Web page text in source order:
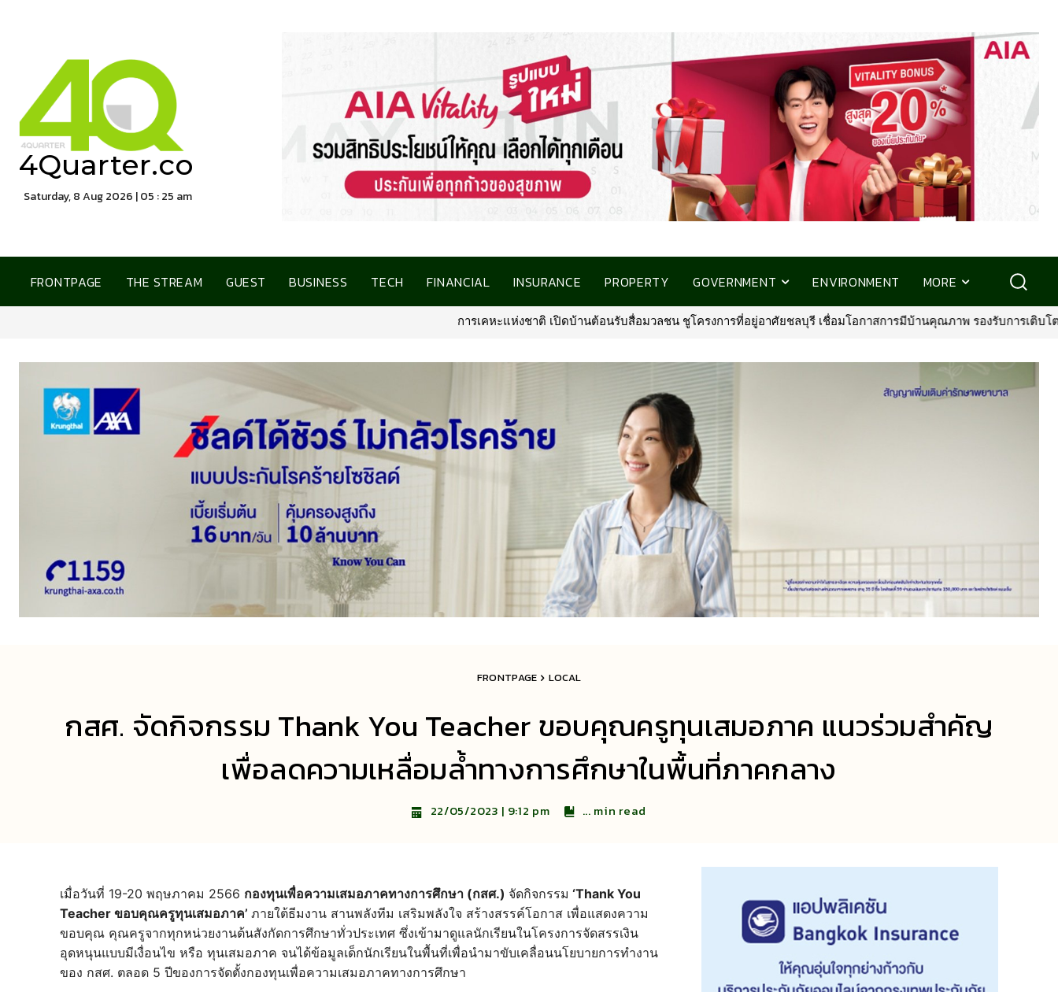
4Quarter.co
Saturday, 8 Aug 2026 | 05 : 25 am
FRONTPAGE THE STREAM GUEST BUSINESS TECH FINANCIAL INSURANCE PROPERTY GOVERNMENT ENVIRONMENT MORE
การเคหะแห่งชาติ เปิดบ้านต้อนรับสื่อมวลชน ชูโครงการที่อยู่อาศัยชลบุรี เชื่อมโอกาสการมีบ้านคุณภาพ รองรับการเติบโตพื้นที่ EEC •พรูเด็นเชียล ประเทศไทย จับมือ มิชลิน ไ
FRONTPAGE LOCAL
กสศ. จัดกิจกรรม Thank You Teacher ขอบคุณครูทุนเสมอภาค แนวร่วมสำคัญ
เพื่อลดความเหลื่อมล้ำทางการศึกษาในพื้นที่ภาคกลาง
22/05/2023 | 9:12 pm ... min read
เมื่อวันที่ 19-20 พฤษภาคม 2566 กองทุนเพื่อความเสมอภาคทางการศึกษา (กสศ.) จัดกิจกรรม ‘Thank You
Teacher ขอบคุณครูทุนเสมอภาค’ ภายใต้ธีมงาน สานพลังทีม เสริมพลังใจ สร้างสรรค์โอกาส เพื่อแสดงความ
ขอบคุณ คุณครูจากทุกหน่วยงานต้นสังกัดการศึกษาทั่วประเทศ ซึ่งเข้ามาดูแลนักเรียนในโครงการจัดสรรเงิน
อุดหนุนแบบมีเงื่อนไข หรือ ทุนเสมอภาค จนได้ข้อมูลเด็กนักเรียนในพื้นที่เพื่อนำมาขับเคลื่อนนโยบายการทำงาน
ของ กสศ. ตลอด 5 ปีของการจัดตั้งกองทุนเพื่อความเสมอภาคทางการศึกษา